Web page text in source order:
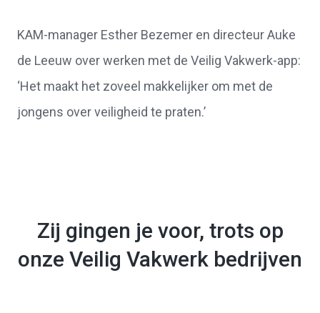
KAM-manager Esther Bezemer en directeur Auke
de Leeuw over werken met de Veilig Vakwerk-app:
‘Het maakt het zoveel makkelijker om met de
jongens over veiligheid te praten.’
Zij gingen je voor, trots op
onze Veilig Vakwerk bedrijven